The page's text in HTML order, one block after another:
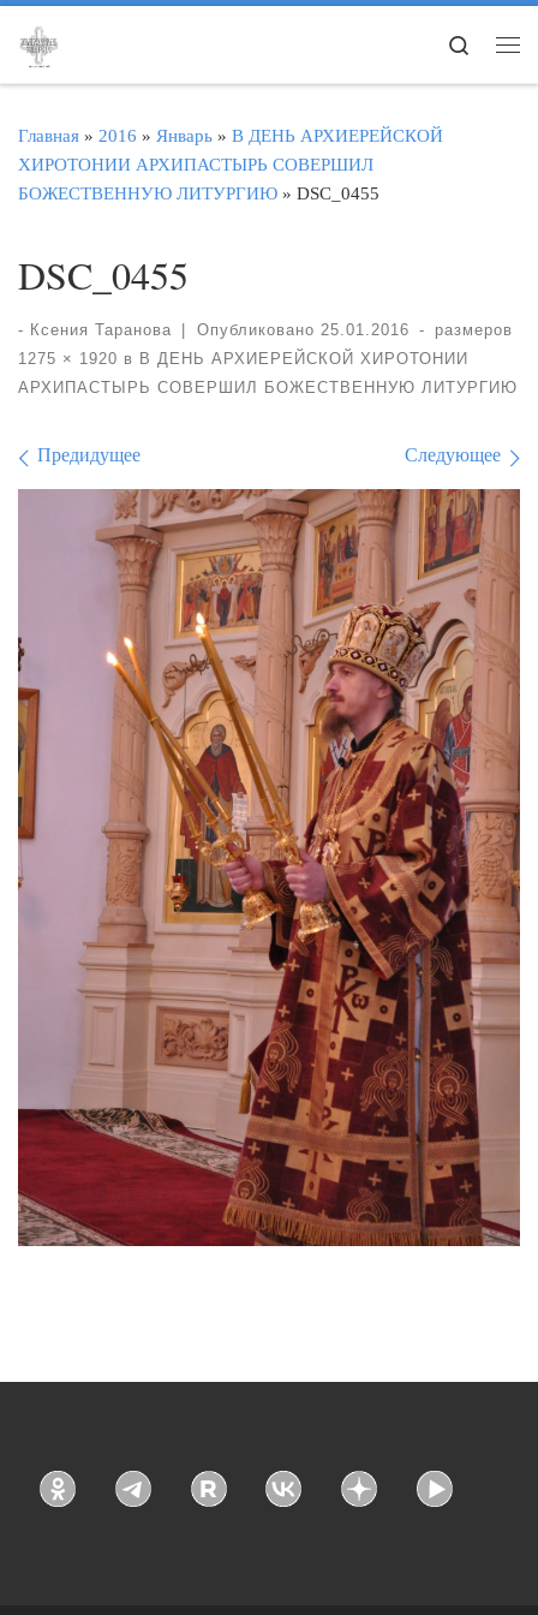
Перейти к содержимому
Search
Главная » 2016 » Январь » В ДЕНЬ АРХИЕРЕЙСКОЙ
ХИРОТОНИИ АРХИПАСТЫРЬ СОВЕРШИЛ
БОЖЕСТВЕННУЮ ЛИТУРГИЮ » DSC_0455
DSC_0455
- Ксения Таранова Опубликовано 25.01.2016 -
размеров
1275 × 1920 в В ДЕНЬ АРХИЕРЕЙСКОЙ ХИРОТОНИИ
АРХИПАСТЫРЬ СОВЕРШИЛ БОЖЕСТВЕННУЮ ЛИТУРГИЮ
Навигация по
Предидущее Следующее